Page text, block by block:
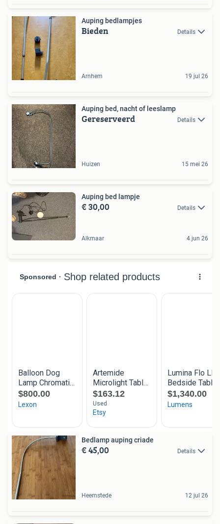
Auping bedlampjes
Bieden Details
Arnhem 19 jul 26
Auping bed, nacht of leeslamp
Gereserveerd Details
Huizen 15 mei 26
Auping bed lampje
€ 30,00 Details
Alkmaar 4 jun 26
Bedlamp auping criade
€ 45,00 Details
Heemstede 12 jul 26